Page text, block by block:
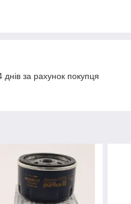
за рахунок покупця